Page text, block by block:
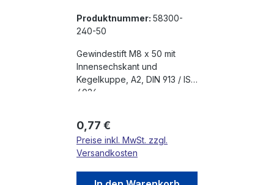
Produktnummer: 58300-
240-50
Gewindestift M8 x 50 mit
Innensechskant und
Kegelkuppe, A2, DIN 913 / ISO
4026
Regulärer Preis:
0,77 €
Preise inkl. MwSt. zzgl.
Versandkosten